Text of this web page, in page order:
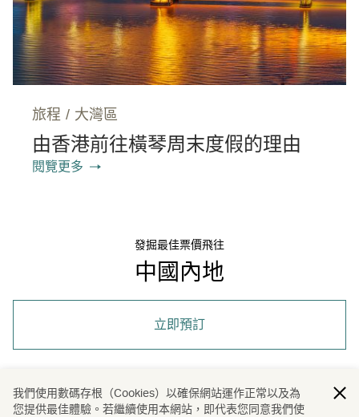
旅程 / 大灣區
由香港前往橫琴周末度假的理由
閱覽更多
發掘最佳票價飛往
中國內地
立即預訂
我們使用數碼存根（Cookies）以確保網站運作正常以及為
您提供最佳體驗。若繼續使用本網站，即代表您同意我們使